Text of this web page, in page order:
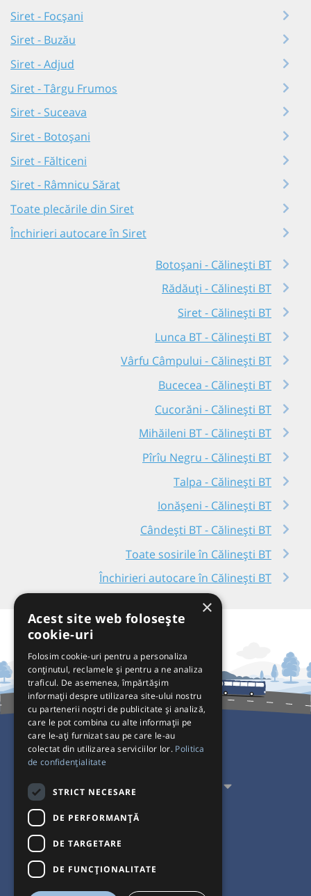
Siret - Focșani
Siret - Buzău
Siret - Adjud
Siret - Târgu Frumos
Siret - Suceava
Siret - Botoșani
Siret - Fălticeni
Siret - Râmnicu Sărat
Toate plecările din Siret
Închirieri autocare în Siret
Botoșani - Călinești BT
Rădăuți - Călinești BT
Siret - Călinești BT
Lunca BT - Călinești BT
Vârfu Câmpului - Călinești BT
Bucecea - Călinești BT
Cucorăni - Călinești BT
Mihăileni BT - Călinești BT
Pîrîu Negru - Călinești BT
Talpa - Călinești BT
Ionășeni - Călinești BT
Cândești BT - Călinești BT
Toate sosirile în Călinești BT
Închirieri autocare în Călinești BT
Pentru Călători
Pentru Transportatori
Interacționăm
Acceptăm plăți cu
×
Acest site web folosește
cookie-uri
Folosim cookie-uri pentru a personaliza
conținutul, reclamele și pentru a ne analiza
traficul. De asemenea, împărtășim
informații despre utilizarea site-ului nostru
cu partenerii noștri de publicitate și analiză,
care le pot combina cu alte informații pe
care le-ați furnizat sau pe care le-au
colectat din utilizarea serviciilor lor. Politica
de confidențialitate
STRICT NECESARE
DE PERFORMANȚĂ
DE TARGETARE
DE FUNCŢIONALITATE